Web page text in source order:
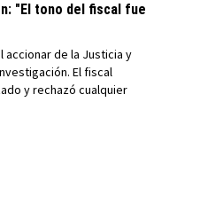
"El tono del fiscal fue
accionar de la Justicia y
El fiscal
y rechazó cualquier